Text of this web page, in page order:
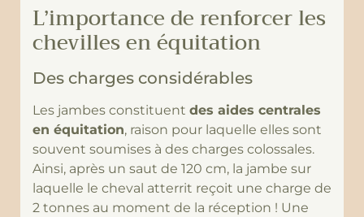
L’importance de renforcer les
chevilles en équitation
Des charges considérables
Les jambes constituent des aides centrales
en équitation, raison pour laquelle elles sont
souvent soumises à des charges colossales.
Ainsi, après un saut de 120 cm, la jambe sur
laquelle le cheval atterrit reçoit une charge de
2 tonnes au moment de la réception ! Une